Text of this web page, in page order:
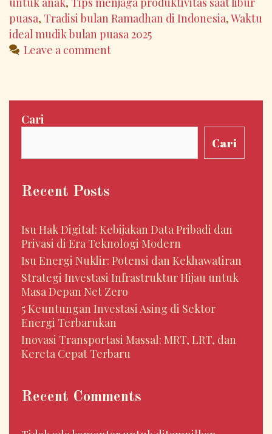
puasa, Tradisi bulan Ramadhan di Indonesia,Waktu
ideal mudik bulan puasa 2025
Leave a comment
Cari
Cari
Recent Posts
Isu Hak Digital: Kebijakan Data Pribadi dan
Privasi di Era Teknologi Modern
Isu Energi Nuklir: Potensi dan Kekhawatiran
Strategi Investasi Infrastruktur Hijau untuk
Masa Depan Net Zero
5 Keuntungan Investasi Asing di Sektor
Energi Terbarukan
Inovasi Transportasi Massal: MRT, LRT, dan
Kereta Cepat Terbaru
Recent Comments